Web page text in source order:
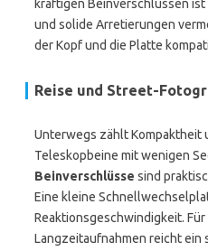
kräftigen Beinverschlüssen
und solide Arretierungen
der Kopf und die Platte
Reise und Street-
Unterwegs zählt Kompaktheit
Teleskopbeine mit wenigen
Beinverschlüsse sind
Eine kleine
Reaktionsgeschwindigkeit.
Langzeitaufnahmen reicht ein